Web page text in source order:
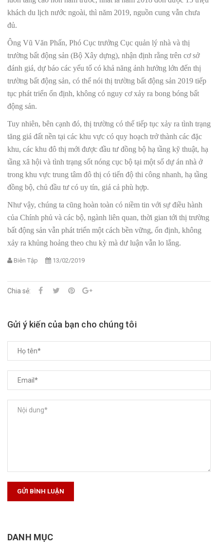
khách du lịch nước ngoài, thì năm 2019, nguồn cung vẫn chưa
đủ.
Ông Vũ Văn Phấn, Phó Cục trưởng Cục quản lý nhà và thị
trường bất động sản (Bộ Xây dựng), nhận định rằng trên cơ sở
đánh giá, dự báo các yếu tố có khả năng ảnh hưởng lớn đến thị
trường bất động sản, có thể nói thị trường bất động sản 2019 tiếp
tục phát triển ổn định, không có nguy cơ xảy ra bong bóng bất
động sản.
Tuy nhiên, bên cạnh đó, thị trường có thể tiếp tục xảy ra tình trạng
tăng giá đất nền tại các khu vực có quy hoạch trở thành các đặc
khu, các khu đô thị mới được đầu tư đồng bộ hạ tầng kỹ thuật, hạ
tầng xã hội và tình trạng sốt nóng cục bộ tại một số dự án nhà ở
trong khu vực trung tâm đô thị có tiến độ thi công nhanh, hạ tầng
đồng bộ, chủ đầu tư có uy tín, giá cả phù hợp.
Như vậy, chúng ta cũng hoàn toàn có niềm tin với sự điều hành
của Chính phủ và các bộ, ngành liên quan, thời gian tới thị trường
bất động sản vẫn phát triển một cách bền vững, ổn định, không
xảy ra khủng hoảng theo chu kỳ mà dư luận vẫn lo lắng.
Biên Tập 13/02/2019
Chia sẻ:
Gửi ý kiến của bạn cho chúng tôi
GỬI BÌNH LUẬN
DANH MỤC